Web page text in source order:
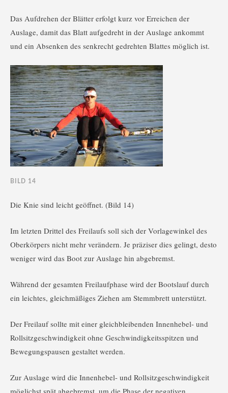
Das Aufdrehen der Blätter erfolgt kurz vor Erreichen der
Auslage, damit das Blatt aufgedreht in der Auslage ankommt
und ein Absenken des senkrecht gedrehten Blattes möglich ist.
BILD 14
Die Knie sind leicht geöffnet. (Bild 14)
Im letzten Drittel des Freilaufs soll sich der Vorlagewinkel des
Oberkörpers nicht mehr verändern. Je präziser dies gelingt, desto
weniger wird das Boot zur Auslage hin abgebremst.
Während der gesamten Freilaufphase wird der Bootslauf durch
ein leichtes, gleichmäßiges Ziehen am Stemmbrett unterstützt.
Der Freilauf sollte mit einer gleichbleibenden Innenhebel- und
Rollsitzgeschwindigkeit ohne Geschwindigkeitsspitzen und
Bewegungspausen gestaltet werden.
Zur Auslage wird die Innenhebel- und Rollsitzgeschwindigkeit
möglichst spät abgebremst, um die Phase der negativen